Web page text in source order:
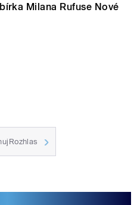
Milana Rufuse Nové